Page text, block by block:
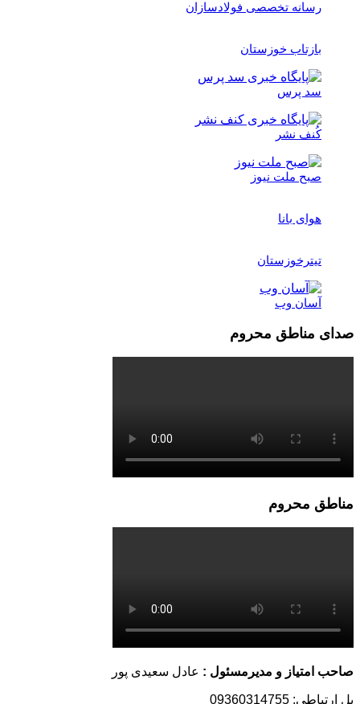
رسانه تخصصی فولادسازان
بازتاب خوزستان
سد پرس
کُنف نشر
صبح ملت نیوز
هوای بانا
تیترخوزستان
آسان وب
صدای مناطق محروم
مناطق محروم
صاحب امتیاز و مدیرمسئول : عادل سعیدی پور
پل ارتباطی: 09360314755